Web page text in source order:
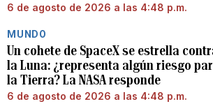
6 de agosto de 2026 a las 4:48 p.m.
MUNDO
Un cohete de SpaceX se estrella
la Luna: ¿representa algún riesgo
la Tierra? La NASA responde
6 de agosto de 2026 a las 4:48 p.m.